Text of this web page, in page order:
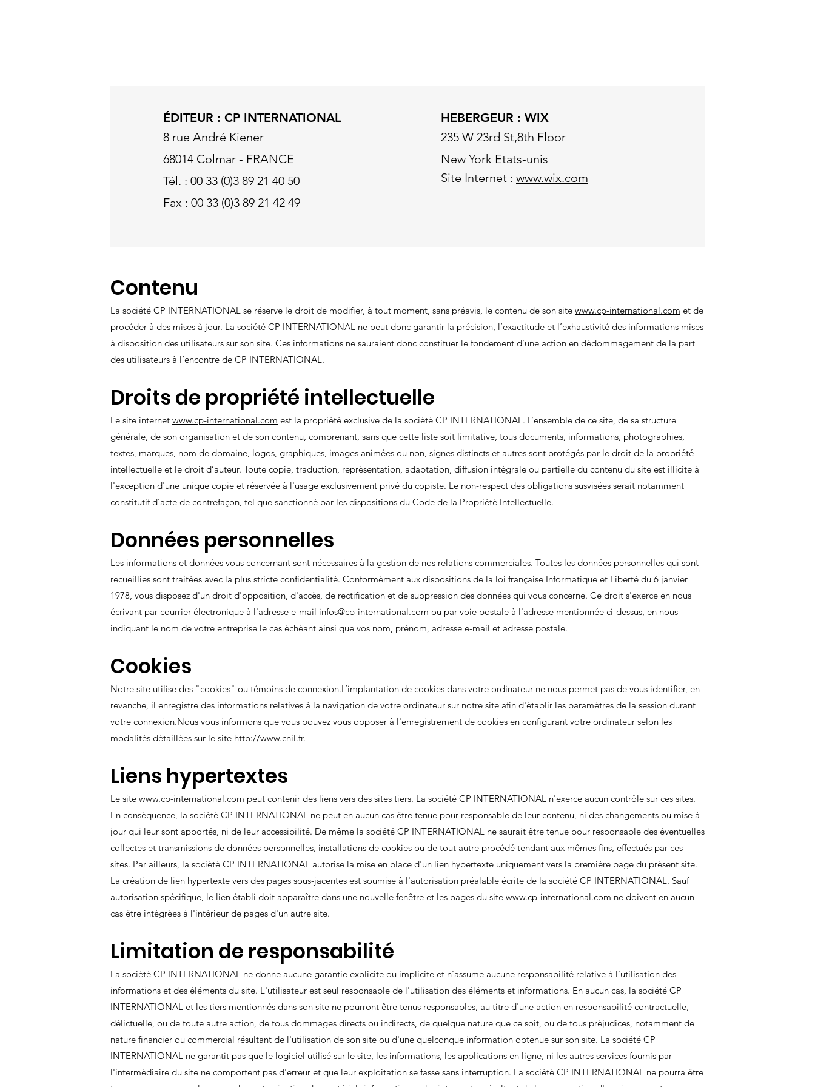
ÉDITEUR : CP INTERNATIONAL
8 rue André Kiener
68014 Colmar - FRANCE
Tél. : 00 33 (0)3 89 21 40 50
Fax : 00 33 (0)3 89 21 42 49
HEBERGEUR : WIX
235 W 23rd St,8th Floor
New York Etats-unis
Site Internet : www.wix.com
Contenu
La société CP INTERNATIONAL se réserve le droit de modifier, à tout moment, sans préavis, le contenu de son site www.cp-international.com et de
procéder à des mises à jour. La société CP INTERNATIONAL ne peut donc garantir la précision, l’exactitude et l’exhaustivité des informations mises
à disposition des utilisateurs sur son site. Ces informations ne sauraient donc constituer le fondement d’une action en dédommagement de la part
des utilisateurs à l’encontre de CP INTERNATIONAL.
Droits de propriété intellectuelle
Le site internet www.cp-international.com est la propriété exclusive de la société CP INTERNATIONAL. L’ensemble de ce site, de sa structure
générale, de son organisation et de son contenu, comprenant, sans que cette liste soit limitative, tous documents, informations, photographies,
textes, marques, nom de domaine, logos, graphiques, images animées ou non, signes distincts et autres sont protégés par le droit de la propriété
intellectuelle et le droit d’auteur. Toute copie, traduction, représentation, adaptation, diffusion intégrale ou partielle du contenu du site est illicite à
l'exception d'une unique copie et réservée à l'usage exclusivement privé du copiste. Le non-respect des obligations susvisées serait notamment
constitutif d’acte de contrefaçon, tel que sanctionné par les dispositions du Code de la Propriété Intellectuelle.
Données personnelles
Les informations et données vous concernant sont nécessaires à la gestion de nos relations commerciales. Toutes les données personnelles qui sont
recueillies sont traitées avec la plus stricte confidentialité. Conformément aux dispositions de la loi française Informatique et Liberté du 6 janvier
1978, vous disposez d'un droit d'opposition, d'accès, de rectification et de suppression des données qui vous concerne. Ce droit s'exerce en nous
écrivant par courrier électronique à l'adresse e-mail infos@cp-international.com ou par voie postale à l'adresse mentionnée ci-dessus, en nous
indiquant le nom de votre entreprise le cas échéant ainsi que vos nom, prénom, adresse e-mail et adresse postale.
Cookies
Notre site utilise des "cookies" ou témoins de connexion.L’implantation de cookies dans votre ordinateur ne nous permet pas de vous identifier, en
revanche, il enregistre des informations relatives à la navigation de votre ordinateur sur notre site afin d'établir les paramètres de la session durant
votre connexion.Nous vous informons que vous pouvez vous opposer à l'enregistrement de cookies en configurant votre ordinateur selon les
modalités détaillées sur le site http://www.cnil.fr.
Liens hypertextes
Le site www.cp-international.com peut contenir des liens vers des sites tiers. La société CP INTERNATIONAL n'exerce aucun contrôle sur ces sites.
En conséquence, la société CP INTERNATIONAL ne peut en aucun cas être tenue pour responsable de leur contenu, ni des changements ou mise à
jour qui leur sont apportés, ni de leur accessibilité. De même la société CP INTERNATIONAL ne saurait être tenue pour responsable des éventuelles
collectes et transmissions de données personnelles, installations de cookies ou de tout autre procédé tendant aux mêmes fins, effectués par ces
sites. Par ailleurs, la société CP INTERNATIONAL autorise la mise en place d'un lien hypertexte uniquement vers la première page du présent site.
La création de lien hypertexte vers des pages sous-jacentes est soumise à l'autorisation préalable écrite de la société CP INTERNATIONAL. Sauf
autorisation spécifique, le lien établi doit apparaître dans une nouvelle fenêtre et les pages du site www.cp-international.com ne doivent en aucun
cas être intégrées à l'intérieur de pages d'un autre site.
Limitation de responsabilité
La société CP INTERNATIONAL ne donne aucune garantie explicite ou implicite et n'assume aucune responsabilité relative à l'utilisation des
informations et des éléments du site. L'utilisateur est seul responsable de l'utilisation des éléments et informations. En aucun cas, la société CP
INTERNATIONAL et les tiers mentionnés dans son site ne pourront être tenus responsables, au titre d'une action en responsabilité contractuelle,
délictuelle, ou de toute autre action, de tous dommages directs ou indirects, de quelque nature que ce soit, ou de tous préjudices, notamment de
nature financier ou commercial résultant de l'utilisation de son site ou d'une quelconque information obtenue sur son site. La société CP
INTERNATIONAL ne garantit pas que le logiciel utilisé sur le site, les informations, les applications en ligne, ni les autres services fournis par
l'intermédiaire du site ne comportent pas d'erreur et que leur exploitation se fasse sans interruption. La société CP INTERNATIONAL ne pourra être